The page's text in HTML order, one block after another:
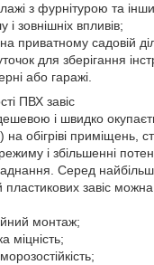
з фурнітурою та
зовнішніх впливів;
приватному садовій
для зберігання
або гаражі.
ПВХ завіс
і швидко
на обігріві приміщень,
і збільшенні
Серед
пластикових завіс можна
монтаж;
міцність;